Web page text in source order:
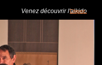
Venez découvrir l'aikido
Cliquez.